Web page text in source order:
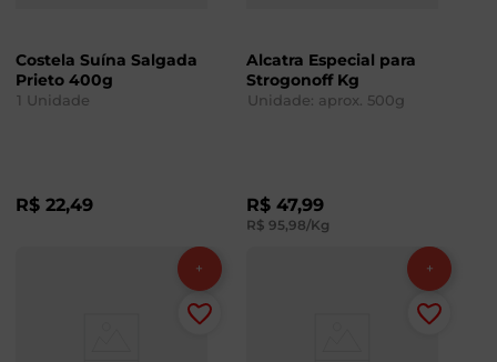
Costela Suína Salgada
Prieto 400g
1 Unidade
R$ 22,49
Alcatra Especial para
Strogonoff Kg
Unidade: aprox. 500g
R$ 47,99
R$ 95,98/Kg